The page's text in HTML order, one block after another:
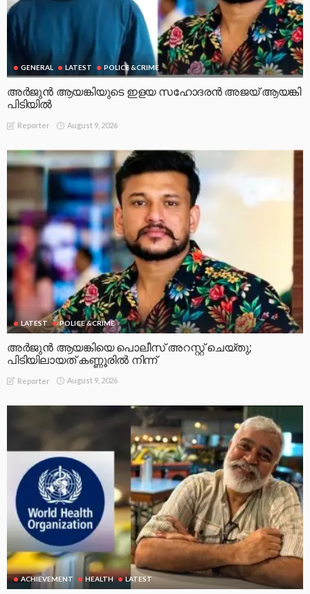
GENERAL LATEST POLICE &CRIME
അർജുൻ ആയങ്കിയുടെ ഇളയ സഹോദരൻ അജയ് ആയങ്കി
പിടിയിൽ
Reporter August 9, 2026
LATEST POLICE &CRIME
അർജുൻ ആയങ്കിയെ പൊലീസ് അറസ്റ്റ് ചെയ്‌തു;
പിടിയിലായത് കണ്ണൂരിൽ നിന്ന്
Reporter August 9, 2026
ACHIEVEMENT HEALTH LATEST